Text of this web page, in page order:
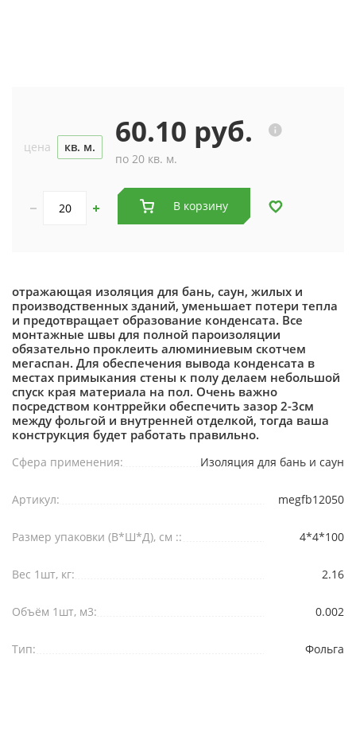
цена кв. м. 60.10 руб.
по 20 кв. м.
В корзину
отражающая изоляция для бань, саун, жилых и
производственных зданий, уменьшает потери тепла
и предотвращает образование конденсата. Все
монтажные швы для полной пароизоляции
обязательно проклеить алюминиевым скотчем
мегаспан. Для обеспечения вывода конденсата в
местах примыкания стены к полу делаем небольшой
спуск края материала на пол. Очень важно
посредством контррейки обеспечить зазор 2-3см
между фольгой и внутренней отделкой, тогда ваша
конструкция будет работать правильно.
Сфера применения: Изоляция для бань и саун
Артикул: megfb12050
Размер упаковки (В*Ш*Д), см :: 4*4*100
Вес 1шт, кг: 2.16
Объём 1шт, м3: 0.002
Тип: Фольга